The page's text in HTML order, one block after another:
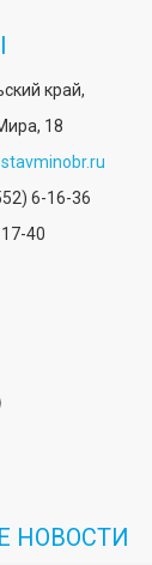
край,
18
6-16-36
40
НОВОСТИ